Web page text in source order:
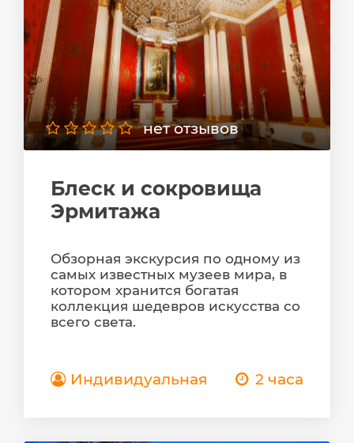
нет отзывов
Блеск и сокровища
Эрмитажа
Обзорная экскурсия по одному из
самых известных музеев мира, в
котором хранится богатая
коллекция шедевров искусства со
всего света.
Индивидуальная 2 часа